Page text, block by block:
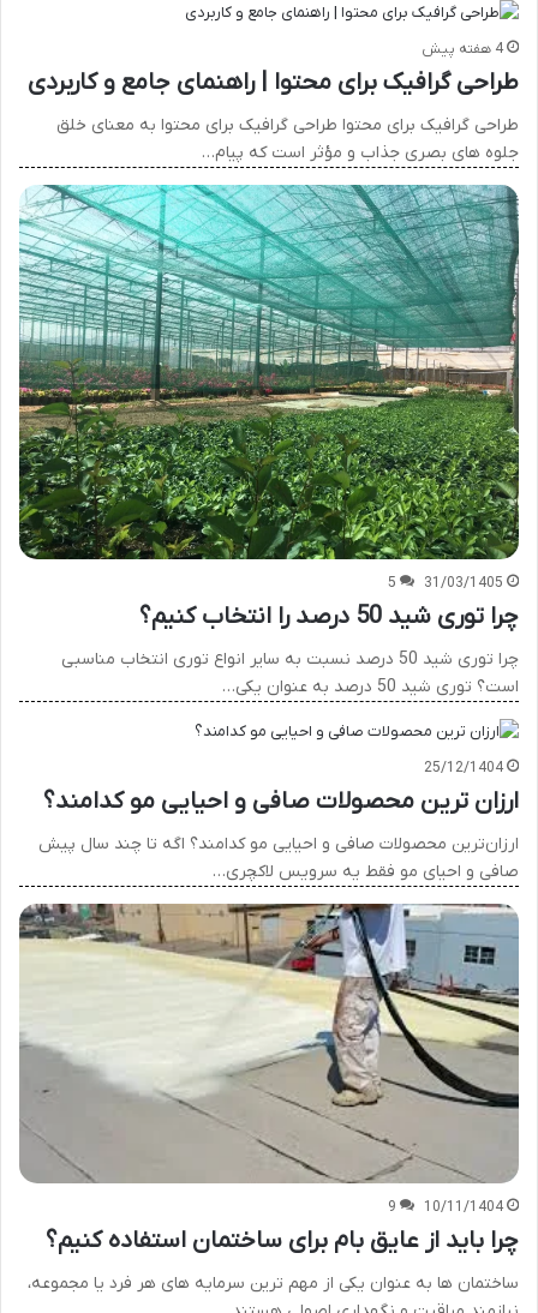
4 هفته پیش
طراحی گرافیک برای محتوا | راهنمای جامع و کاربردی
طراحی گرافیک برای محتوا طراحی گرافیک برای محتوا به معنای خلق
جلوه های بصری جذاب و مؤثر است که پیام…
31/03/1405
5
چرا توری شید 50 درصد را انتخاب کنیم؟
چرا توری شید 50 درصد نسبت به سایر انواع توری انتخاب مناسبی
است؟ توری شید 50 درصد به عنوان یکی…
25/12/1404
ارزان ترین محصولات صافی و احیایی مو کدامند؟
ارزان‌ترین محصولات صافی و احیایی مو کدامند؟ اگه تا چند سال پیش
صافی و احیای مو فقط یه سرویس لاکچری…
10/11/1404
9
چرا باید از عایق بام برای ساختمان استفاده کنیم؟
ساختمان ها به عنوان یکی از مهم ترین سرمایه های هر فرد یا مجموعه،